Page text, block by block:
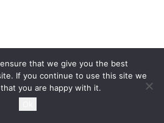
that we give you the best
If you continue to use this site we
you are happy with it.